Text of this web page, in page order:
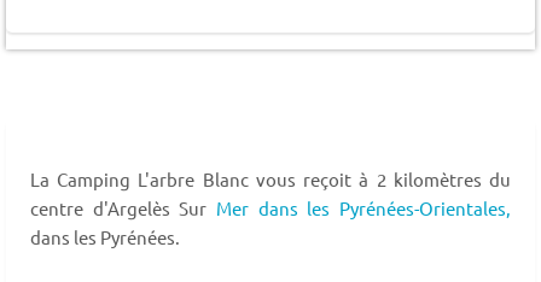
La Camping L'arbre Blanc vous reçoit à 2 kilomètres du
centre d'Argelès Sur Mer dans les Pyrénées-Orientales,
dans les Pyrénées.